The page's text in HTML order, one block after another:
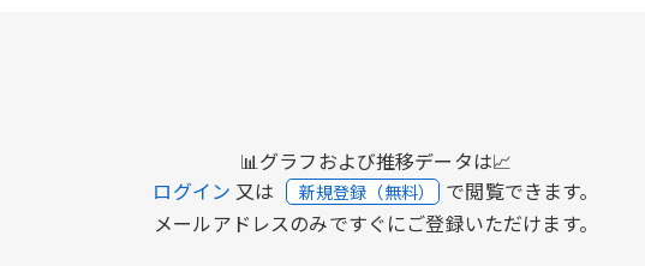
📊グラフおよび推移データは📈
ログイン 又は 新規登録（無料） で閲覧できます。
メールアドレスのみですぐにご登録いただけます。